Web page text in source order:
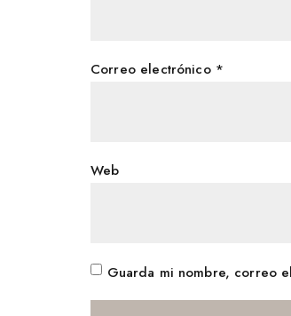
Correo electrónico *
Web
Guarda mi nombre, correo